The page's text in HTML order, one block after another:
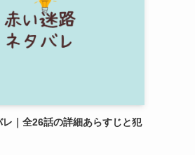
｜全26話の詳細あらすじと犯